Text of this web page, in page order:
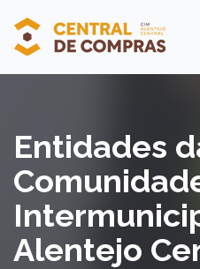
Entidades
Alentejo